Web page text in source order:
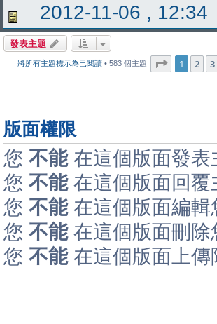
2012-11-06 , 12:34
發表主題
將所有主題標示為已閱讀 • 583 個主題 1 頁 (共12
1 2 3
版面權限
您 不能在這個版面發表
您 不能在這個版面回覆
您 不能在這個版面編輯
您 不能在這個版面刪除
您 不能在這個版面上傳